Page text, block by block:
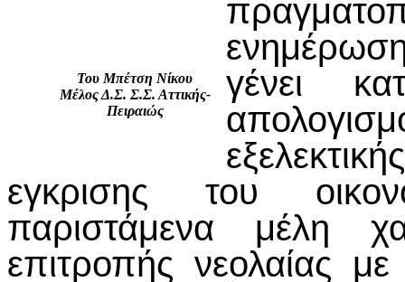
Του Μπέτση Νίκου
Μέλος Δ.Σ. Σ.Σ. Αττικής-
Πειραιώς
γένει
εγκρισης του
παριστάμενα μέλη
επιτροπής νεολαίας